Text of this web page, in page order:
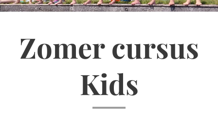
Zomer cursus
Kids